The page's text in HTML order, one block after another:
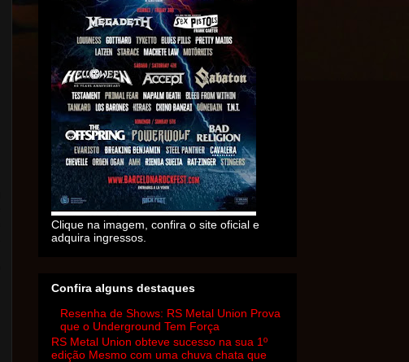
Clique na imagem, confira o site oficial e
adquira ingressos.
Confira alguns destaques
Resenha de Shows: RS Metal Union Prova
que o Underground Tem Força
RS Metal Union obteve sucesso na sua 1º
edição Mesmo com uma chuva chata que